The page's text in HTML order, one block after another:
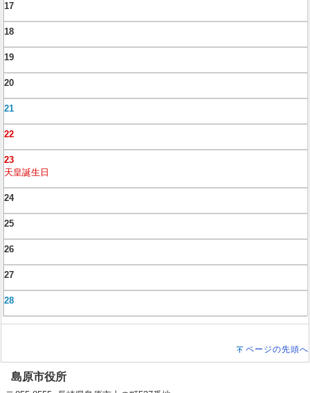
17
18
19
20
21
22
23
天皇誕生日
24
25
26
27
28
ページの先頭へ
島原市役所